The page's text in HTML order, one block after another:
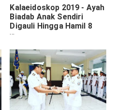
Kalaeidoskop 2019 - Ayah
Biadab Anak Sendiri
Digauli Hingga Hamil 8
Bulan